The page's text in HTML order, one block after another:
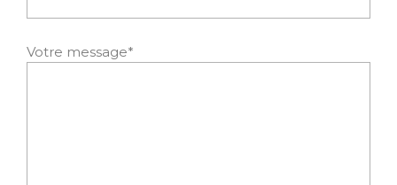
Votre message*